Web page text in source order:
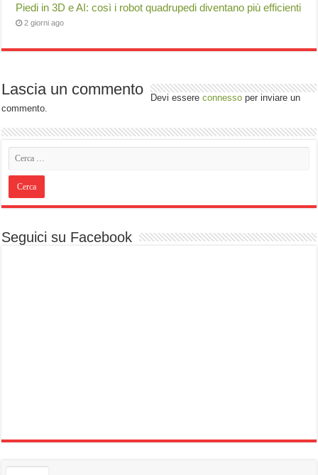
Piedi in 3D e AI: così i robot quadrupedi diventano più efficienti
2 giorni ago
Lascia un commento Devi essereconnesso per inviare un
commento.
Seguici su Facebook